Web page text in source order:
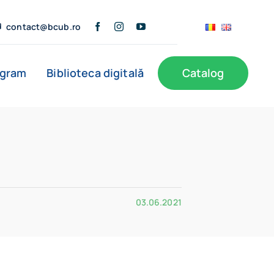
contact@bcub.ro
Biblioteca digitală Catalog
03.06.2021